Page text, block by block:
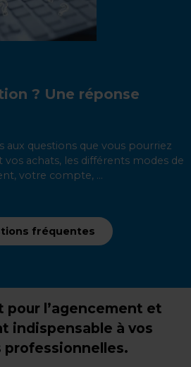
? Une réponse
aux questions que vous pourriez
achats, les différents modes de
votre compte, ...
fréquentes
pour l’agencement et
indispensable à vos